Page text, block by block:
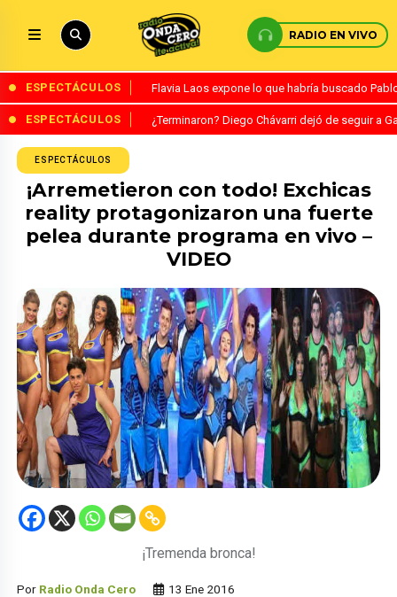
RADIO EN VIVO
ESPECTÁCULOS Flavia Laos expone lo que habría buscado
ESPECTÁCULOS ¿Terminaron? Diego Chávarri dejó de seguir a
ESPECTÁCULOS
¡Arremetieron con todo! Exchicas
reality protagonizaron una fuerte
pelea durante programa en vivo –
VIDEO
¡Tremenda bronca!
Por Radio Onda Cero 13 Ene 2016